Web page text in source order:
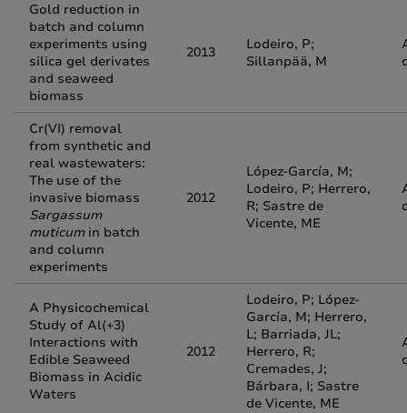
Gold reduction in
batch and column
experiments using
silica gel derivates
and seaweed
biomass
2013
Lodeiro, P;
Sillanpää, M
Cr(VI) removal
from synthetic and
real wastewaters:
The use of the
invasive biomass
Sargassum
muticumin batch
and column
experiments
2012
López-García, M;
Lodeiro, P; Herrero,
R; Sastre de
Vicente, ME
A Physicochemical
Study of Al(+3)
Interactions with
Edible Seaweed
Biomass in Acidic
Waters
2012
Lodeiro, P; López-
García, M; Herrero,
L; Barriada, JL;
Herrero, R;
Cremades, J;
Bárbara, I; Sastre
de Vicente, ME